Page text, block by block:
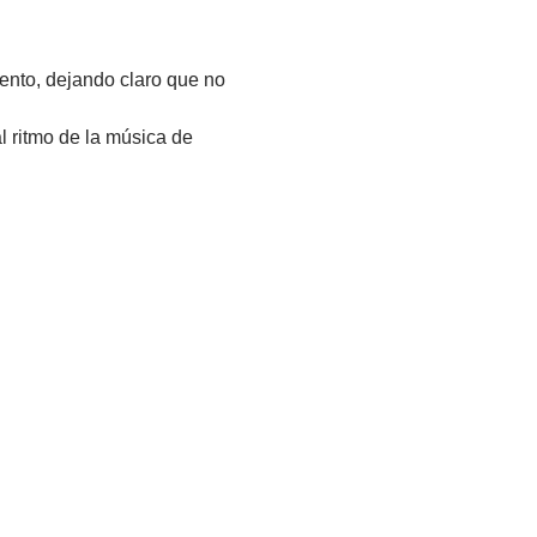
dejando claro que no
ritmo de la música de